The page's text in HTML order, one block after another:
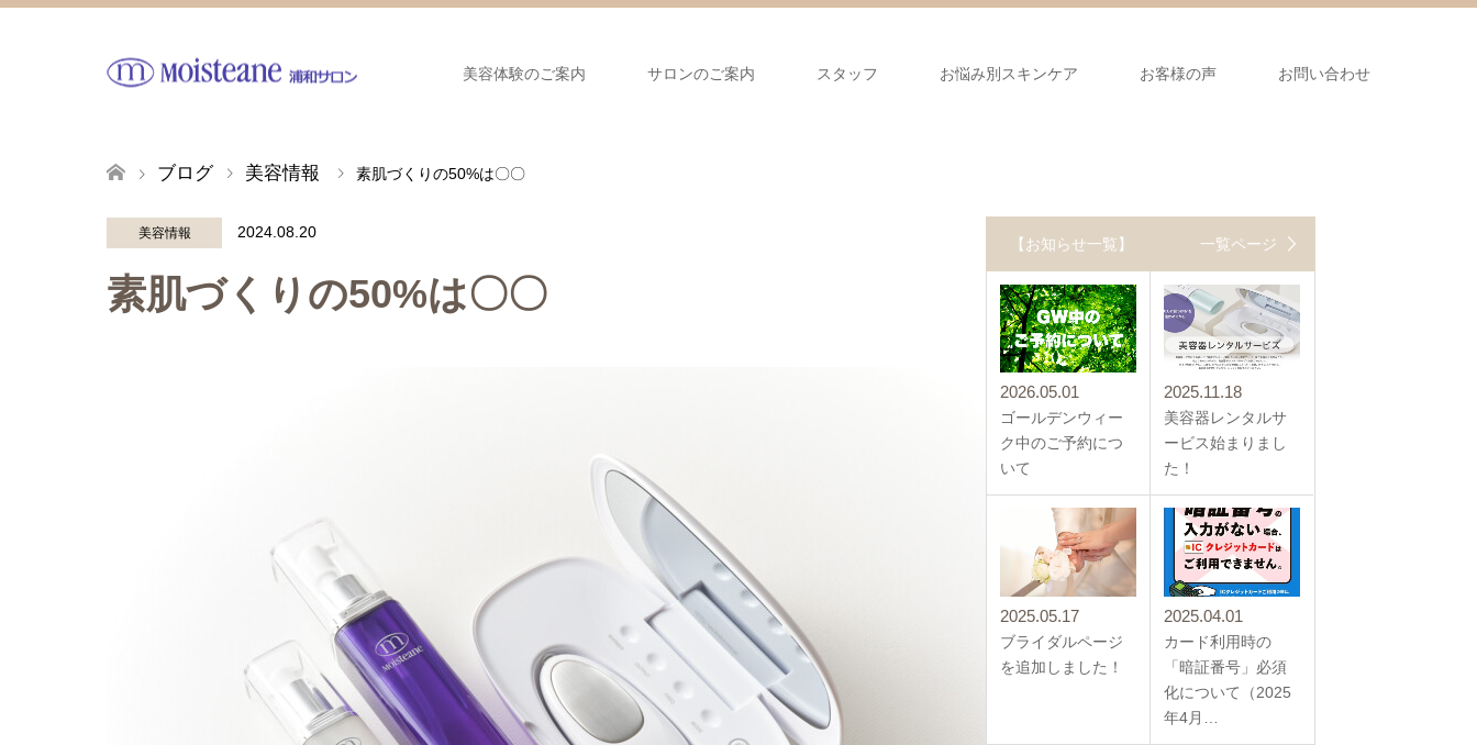
美容体験のご案内 サロンのご案内 スタッフ お悩み別スキンケア お客様の声 お問い合わせ
ブログ 美容情報 素肌づくりの50%は〇〇
美容情報 2024.08.20
素肌づくりの50%は〇〇
【お知らせ一覧】 一覧ページ
2026.05.01
ゴールデンウィー
ク中のご予約につ
いて
2025.11.18
美容器レンタルサ
ービス始まりまし
た！
2025.05.17
ブライダルページ
を追加しました！
2025.04.01
カード利用時の
「暗証番号」必須
化について（2025
年4月…